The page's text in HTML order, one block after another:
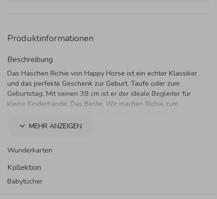
Produktinformationen
Beschreibung
Das Häschen Richie von Happy Horse ist ein echter Klassiker
und das perfekte Geschenk zur Geburt, Taufe oder zum
Geburtstag. Mit seinen 38 cm ist er der ideale Begleiter für
kleine Kinderhände. Das Beste: Wir machen Richie zum
Wunschtext oder Namen.
Marke:Happy Horse
Größe:
Farbauswahl:
MEHR ANZEIGEN
Wunderkarten
Kollektion
Babytücher